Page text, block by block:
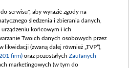
60 mln)
783 051,21 PLN
WRZESIEŃ 2025
100 mln, październik 350
mln)
serwisu", aby wyrazić zgody na
śledzenia i zbierania danych,
końcowym i ich
Twoich danych osobowych przez
likwidacji (zwaną dalej również „TVP”),
firm) oraz pozostałych Zaufanych
marketingowych (w tym do